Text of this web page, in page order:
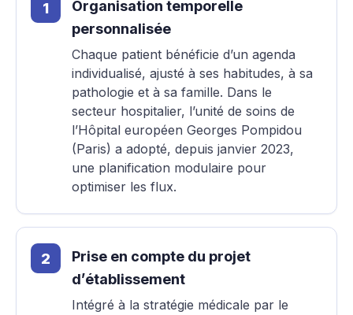
Organisation temporelle
personnalisée
Chaque patient bénéficie d’un agenda
individualisé, ajusté à ses habitudes, à sa
pathologie et à sa famille. Dans le
secteur hospitalier, l’unité de soins de
l’Hôpital européen Georges Pompidou
(Paris) a adopté, depuis janvier 2023,
une planification modulaire pour
optimiser les flux.
Prise en compte du projet
d’établissement
Intégré à la stratégie médicale par le